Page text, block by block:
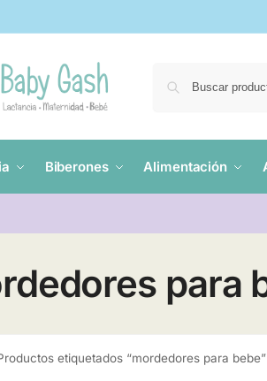
Biberones Alimentación
para
etiquetados “mordedores para bebe”